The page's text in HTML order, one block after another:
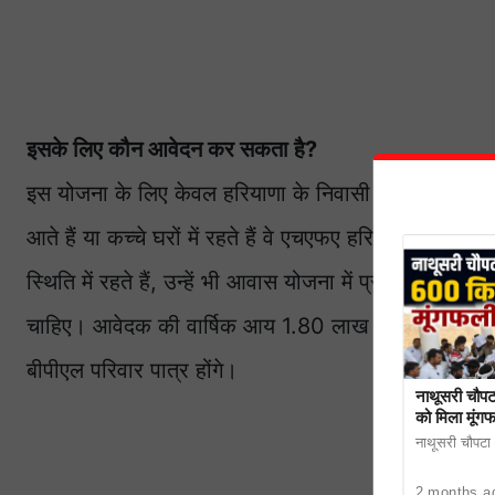
इसके लिए कौन आवेदन कर सकता है?
इस योजना के लिए केवल हरियाणा के निवासी ही आवेदन
आते हैं या कच्चे घरों में रहते हैं वे एचएफए हरियाणा
स्थिति में रहते हैं, उन्हें भी आवास योजना में प्राथमिकता दी
चाहिए। आवेदक की वार्षिक आय 1.80 लाख रूपये से अधिक
बीपीएल परिवार पात्र होंगे।
नाथूसरी
को मिला
नाथूसरी